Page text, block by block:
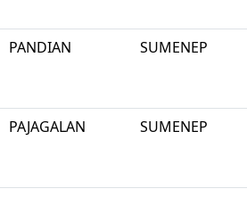
PANDIAN SUMENEP
PAJAGALAN SUMENEP